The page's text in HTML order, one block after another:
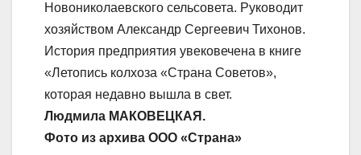
Новониколаевского сельсовета. Руководит
хозяйством Александр Сергеевич Тихонов.
История предприятия увековечена в книге
«Летопись колхоза «Страна Советов»,
которая недавно вышла в свет.
Людмила МАКОВЕЦКАЯ.
Фото из архива ООО «Страна»